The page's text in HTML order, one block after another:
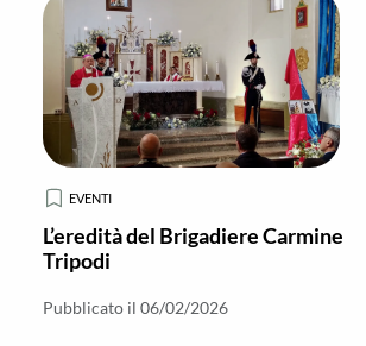
EVENTI
L’eredità del Brigadiere Carmine
Tripodi
Pubblicato il 06/02/2026